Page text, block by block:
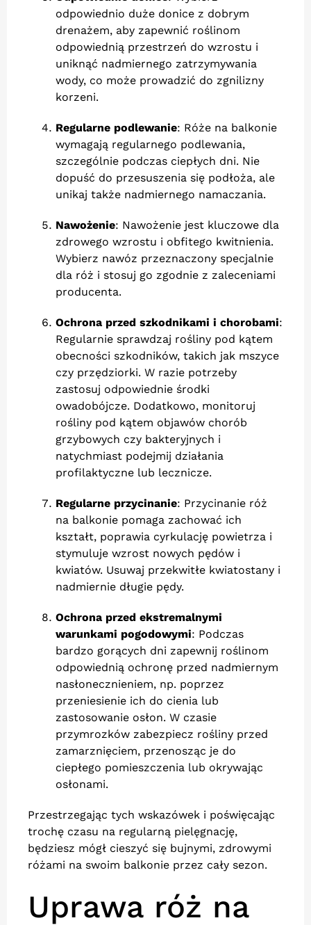
odpowiednio duże donice z dobrym
drenażem, aby zapewnić roślinom
odpowiednią przestrzeń do wzrostu i
uniknąć nadmiernego zatrzymywania
wody, co może prowadzić do zgnilizny
korzeni.
Regularne podlewanie: Róże na balkonie
wymagają regularnego podlewania,
szczególnie podczas ciepłych dni. Nie
dopuść do przesuszenia się podłoża, ale
unikaj także nadmiernego namaczania.
Nawożenie: Nawożenie jest kluczowe dla
zdrowego wzrostu i obfitego kwitnienia.
Wybierz nawóz przeznaczony specjalnie
dla róż i stosuj go zgodnie z zaleceniami
producenta.
Ochrona przed szkodnikami i chorobami:
Regularnie sprawdzaj rośliny pod kątem
obecności szkodników, takich jak mszyce
czy przędziorki. W razie potrzeby
zastosuj odpowiednie środki
owadobójcze. Dodatkowo, monitoruj
rośliny pod kątem objawów chorób
grzybowych czy bakteryjnych i
natychmiast podejmij działania
profilaktyczne lub lecznicze.
Regularne przycinanie: Przycinanie róż
na balkonie pomaga zachować ich
kształt, poprawia cyrkulację powietrza i
stymuluje wzrost nowych pędów i
kwiatów. Usuwaj przekwitłe kwiatostany i
nadmiernie długie pędy.
Ochrona przed ekstremalnymi
warunkami pogodowymi: Podczas
bardzo gorących dni zapewnij roślinom
odpowiednią ochronę przed nadmiernym
nasłonecznieniem, np. poprzez
przeniesienie ich do cienia lub
zastosowanie osłon. W czasie
przymrozków zabezpiecz rośliny przed
zamarznięciem, przenosząc je do
ciepłego pomieszczenia lub okrywając
osłonami.
Przestrzegając tych wskazówek i poświęcając
trochę czasu na regularną pielęgnację,
będziesz mógł cieszyć się bujnymi, zdrowymi
różami na swoim balkonie przez cały sezon.
Uprawa róż na